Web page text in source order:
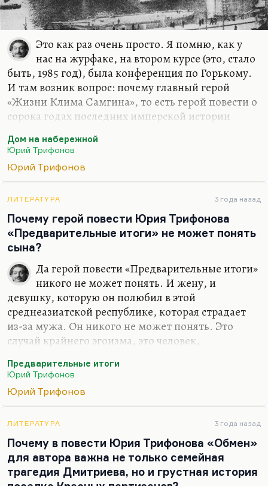
Это как раз очень просто. Я помню, как у
нас на журфаке, на втором курсе (это, стало
быть, 1985 год), была конференция по Горькому.
И там возник вопрос: почему главный герой
«Жизни Клима Самгина», то есть герой повести о
сорока годах последних имперской истории
казалось, что последних) — это Самгин? И я тогда
с места, помнится, сказал: «А не Кутузов,
скажем». И Владимир Якименко, который вел
сказать: «А не Кутузов, скажем. Кутузов там
партиец». И мы сразу поняли друг друга. Кутузов
— носитель партийной темы, и он
малозаметный, и, в общем, неприятный герой. А
потому что героем становится тот, кто для нее…
Дом на набережной
Юрий Трифонов
Юрий Трифонов
ЛИТЕРАТУРА 3 года назад
Почему герой повести Юрия Трифонова
«Предварительные итоги» не может понять
сына?
Да герой повести «Предварительные итоги»
никого не может понять. И жену, и
девушку, которую он полюбил в этой
среднеазиатской республике, которая страдает
из-за мужа. Он никого не может понять. Это
случай крайнего эгоизма, это человек,
история с отрицательным протагонистом:
человек, который только и может повторять про
себя:«В доме повешенного не говорят о веревке, в доме
память сразу же. Герой «Предварительных
итогов» — это такой интеллигент, это пример
вырождения советского интеллигента, при этом
умного, все понимающего. Трифонову и
Предварительные итоги
Юрий Трифонов
Юрий Трифонов
ЛИТЕРАТУРА 3 года назад
Почему в повести Юрия Трифонова «Обмен»
для автора важна не только семейная
трагедия Дмитриева, но и грустная история